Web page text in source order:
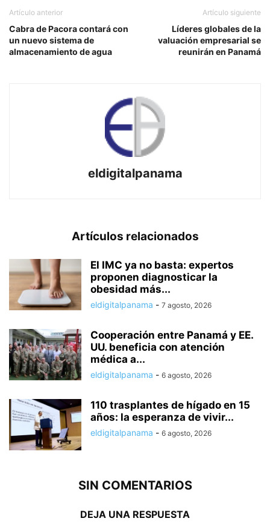
Artículo anterior
Cabra de Pacora contará con
un nuevo sistema de
almacenamiento de agua
Artículo siguiente
Líderes globales de la
valuación empresarial se
reunirán en Panamá
eldigitalpanama
Artículos relacionados
El IMC ya no basta: expertos
proponen diagnosticar la
obesidad más...
eldigitalpanama - 7 agosto, 2026
Cooperación entre Panamá y EE.
UU. beneficia con atención
médica a...
eldigitalpanama - 6 agosto, 2026
110 trasplantes de hígado en 15
años: la esperanza de vivir...
eldigitalpanama - 6 agosto, 2026
SIN COMENTARIOS
DEJA UNA RESPUESTA